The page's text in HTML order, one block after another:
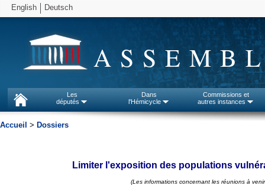
English Deutsch
Les
députés
Dans
l'Hémicycle
Commissions et
autres instances
Accueil > Dossiers
Limiter l'exposition des populations
(Les informations concernant les réunions à